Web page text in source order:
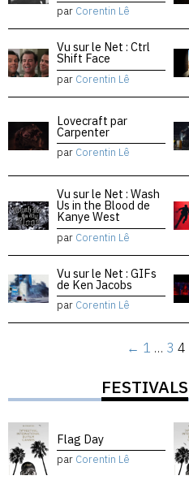
par Corentin Lê
Vu sur le Net : Ctrl
Shift Face
par Corentin Lê
Lovecraft par
Carpenter
par Corentin Lê
Vu sur le Net : Wash
Us in the Blood de
Kanye West
par Corentin Lê
Vu sur le Net : GIFs
de Ken Jacobs
par Corentin Lê
← 1 … 3 4
FESTIVALS
Flag Day
par Corentin Lê